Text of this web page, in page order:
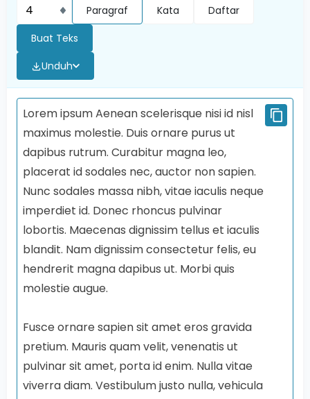
Paragraf Kata
Daftar
Buat Teks
Unduh
Lorem ipsum Aenean scelerisque nisi id nisl
maximus molestie. Duis ornare purus ut
dapibus rutrum. Curabitur magna leo,
placerat id sodales nec, auctor non sapien.
Nunc sodales massa nibh, vitae iaculis neque
imperdiet id. Donec rhoncus pulvinar
lobortis. Maecenas dignissim tellus et iaculis
blandit. Nam dignissim consectetur felis, eu
hendrerit magna dapibus ut. Morbi quis
molestie augue.
Fusce ornare sapien sit amet eros gravida
pretium. Mauris quam velit, venenatis ut
pulvinar sit amet, porta id enim. Nulla vitae
viverra diam. Vestibulum justo nulla, vehicula